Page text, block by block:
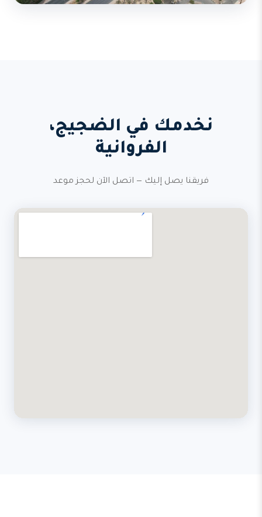
نخدمك في الضجيج،
الفروانية
فريقنا يصل إليك — اتصل الآن لحجز موعد